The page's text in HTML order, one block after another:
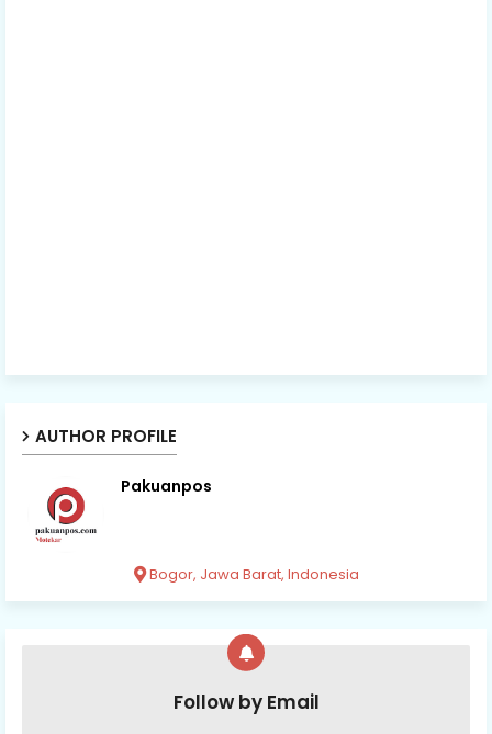
AUTHOR PROFILE
Pakuanpos
Bogor, Jawa Barat, Indonesia
Follow by Email